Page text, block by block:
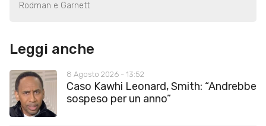
Rodman e Garnett
Leggi anche
8 Agosto 2026 - 13:52
Caso Kawhi Leonard, Smith: “Andrebbe
sospeso per un anno”